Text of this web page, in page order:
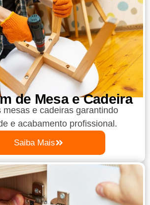
de Mesa e Cadeira
mesas e cadeiras garantindo
e acabamento profissional.
Saiba Mais